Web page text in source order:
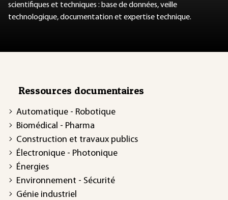
scientifiques et techniques : base de données, veille
technologique, documentation et expertise technique.
Ressources documentaires
Automatique - Robotique
Biomédical - Pharma
Construction et travaux publics
Électronique - Photonique
Énergies
Environnement - Sécurité
Génie industriel